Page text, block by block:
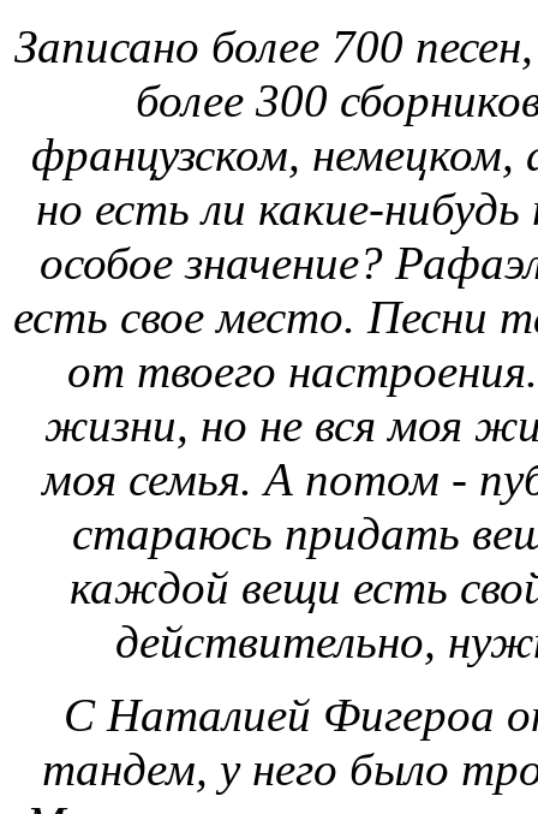
Записано более 700
более 300
французском, немецком,
но есть ли какие-
особое значение?
есть свое место. Песни
от твоего
жизни, но не вся моя
моя семья. А потом -
стараюсь придать
каждой вещи есть
действительно,
С Наталией Фигероа
тандем, у него было